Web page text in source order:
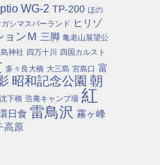
WG-2 TP-200 ほの
ガシマスパーランド ヒリゾ
ョンＭ 三脚 亀老山展望公
神社 四万十川
四国カルスト
多々良大橋 大三島 宮島口 富
昭和記念公園 朝
沈下橋 浩庵キャンプ場 紅
日食 雷鳥沢 霧ヶ峰
高原